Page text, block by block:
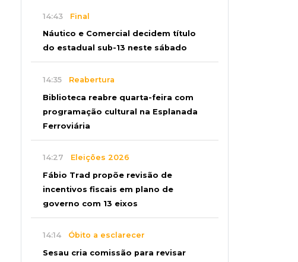
14:43 Final
Náutico e Comercial decidem título
do estadual sub-13 neste sábado
14:35 Reabertura
Biblioteca reabre quarta-feira com
programação cultural na Esplanada
Ferroviária
14:27 Eleições 2026
Fábio Trad propõe revisão de
incentivos fiscais em plano de
governo com 13 eixos
14:14 Óbito a esclarecer
Sesau cria comissão para revisar